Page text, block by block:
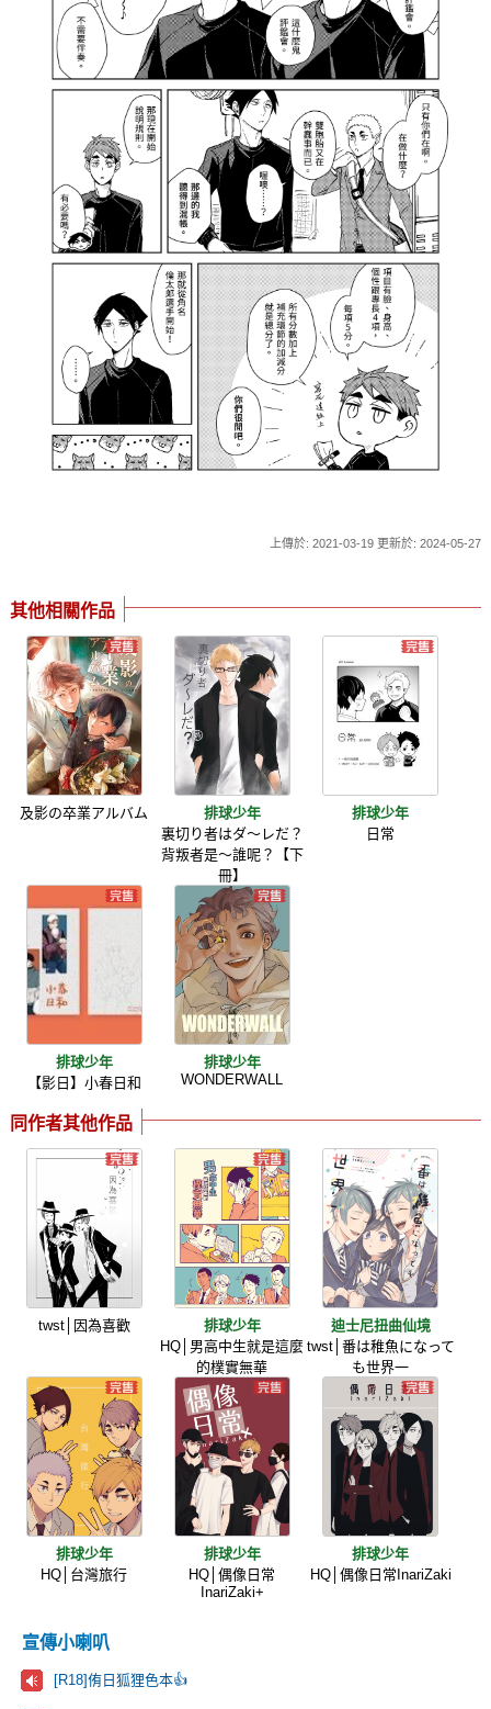
上傳於: 2021-03-19 更新於: 2024-05-27
其他相關作品
及影の卒業アルバム
排球少年
裏切り者はダ～レだ？
背叛者是～誰呢？【下
冊】
排球少年
日常
排球少年
【影日】小春日和
排球少年
WONDERWALL
同作者其他作品
twst│因為喜歡
排球少年
HQ│男高中生就是這麼
的樸實無華
迪士尼扭曲仙境
twst│番は稚魚になって
も世界一
排球少年
HQ│台灣旅行
排球少年
HQ│偶像日常
InariZaki+
排球少年
HQ│偶像日常InariZaki
宣傳小喇叭
[R18]侑日狐狸色本👍